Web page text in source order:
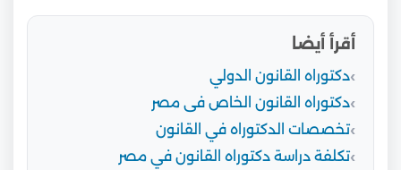
أقرأ أيضا
دكتوراه القانون الدولي
دكتوراه القانون الخاص فى مصر
تخصصات الدكتوراه في القانون
تكلفة دراسة دكتوراه القانون في مصر